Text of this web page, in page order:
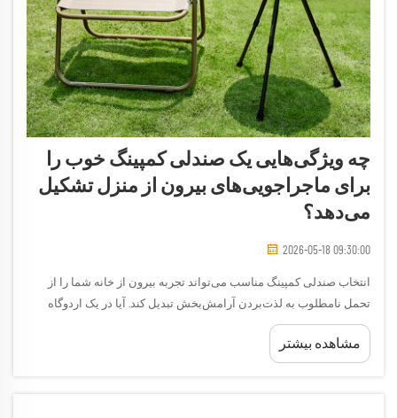
چه ویژگی‌هایی یک صندلی کمپینگ خوب را
برای ماجراجویی‌های بیرون از منزل تشکیل
می‌دهد؟
2026-05-18 09:30:00
انتخاب صندلی کمپینگ مناسب می‌تواند تجربه بیرون از خانه شما را از
تحمل نامطلوب به لذت‌بردن آرامش‌بخش تبدیل کند. آیا در یک اردوگاه
دورافتاده یک هفته‌نامه زندگی می‌کنید، در یک جشنواره بیرونی شرکت
می‌کنید یا صرفاً روزی را در کنار دریاچه می‌گذرانید، این...
مشاهده بیشتر